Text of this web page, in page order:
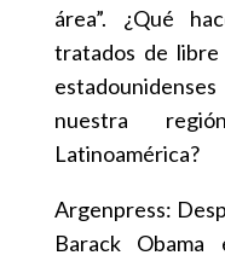
área”. ¿Qué
tratados de libre
nuestra
Latinoamérica?
Argenpress:
Barack Obama